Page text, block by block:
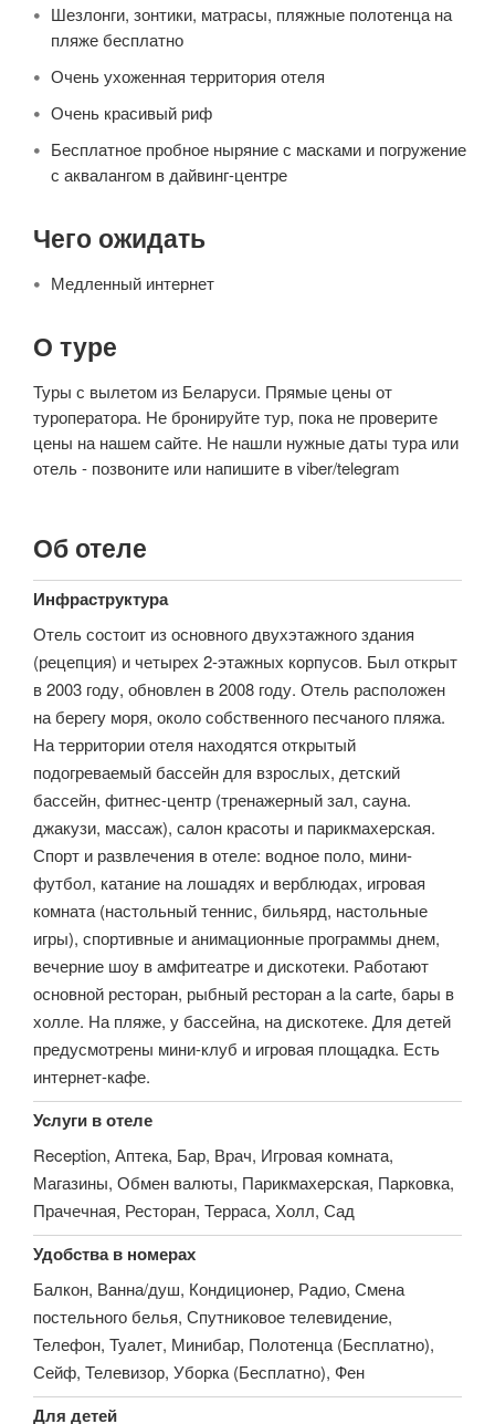
Шезлонги, зонтики, матрасы, пляжные полотенца на
пляже бесплатно
Очень ухоженная территория отеля
Очень красивый риф
Бесплатное пробное ныряние с масками и погружение
с аквалангом в дайвинг-центре
Чего ожидать
Медленный интернет
О туре
Туры с вылетом из Беларуси. Прямые цены от
туроператора. Не бронируйте тур, пока не проверите
цены на нашем сайте. Не нашли нужные даты тура или
отель - позвоните или напишите в viber/telegram
Об отеле
Инфраструктура
Отель состоит из основного двухэтажного здания
(рецепция) и четырех 2-этажных корпусов. Был открыт
в 2003 году, обновлен в 2008 году. Отель расположен
на берегу моря, около собственного песчаного пляжа.
На территории отеля находятся открытый
подогреваемый бассейн для взрослых, детский
бассейн, фитнес-центр (тренажерный зал, сауна.
джакузи, массаж), салон красоты и парикмахерская.
Спорт и развлечения в отеле: водное поло, мини-
футбол, катание на лошадях и верблюдах, игровая
комната (настольный теннис, бильярд, настольные
игры), спортивные и анимационные программы днем,
вечерние шоу в амфитеатре и дискотеки. Работают
основной ресторан, рыбный ресторан a la carte, бары в
холле. На пляже, у бассейна, на дискотеке. Для детей
предусмотрены мини-клуб и игровая площадка. Есть
интернет-кафе.
Услуги в отеле
Reception, Аптека, Бар, Врач, Игровая комната,
Магазины, Обмен валюты, Парикмахерская, Парковка,
Прачечная, Ресторан, Терраса, Холл, Сад
Удобства в номерах
Балкон, Ванна/душ, Кондиционер, Радио, Смена
постельного белья, Спутниковое телевидение,
Телефон, Туалет, Минибар, Полотенца (Бесплатно),
Сейф, Телевизор, Уборка (Бесплатно), Фен
Для детей